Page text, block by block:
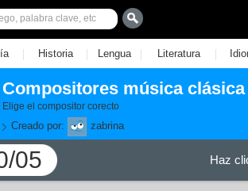
| Historia | Lengua | Literatura |
Compositores música clásica
Elige el compositor corecto
Creado por: zabrina
05 Haz